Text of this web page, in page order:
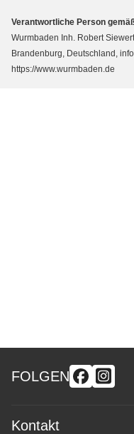
Verantwortliche Person
Wurmbaden Inh. Robert
Brandenburg, Deutschland,
https://www.wurmbaden.de
FOLGEN
Kontakt